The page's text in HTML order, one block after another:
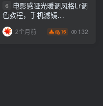
6
电影感哑光暖调风格Lr调
色教程，手机滤镜
PS+Lightroom预设下载！
2个月前 15 132